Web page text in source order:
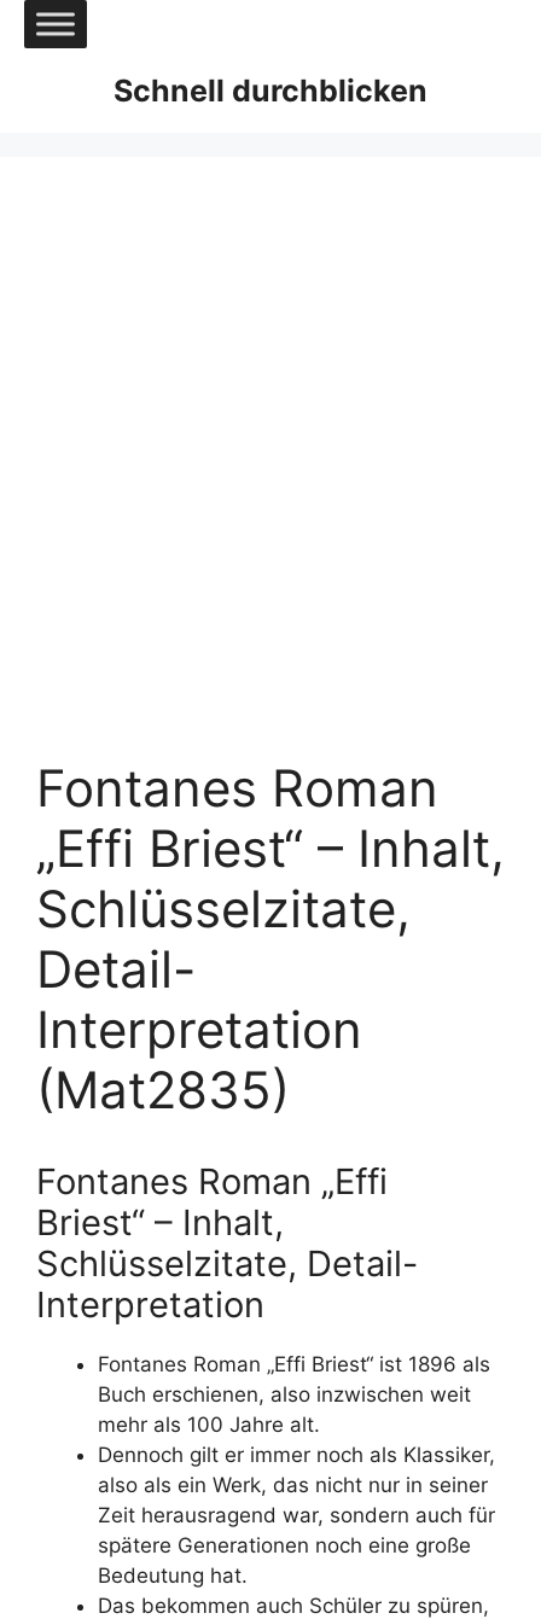
Zum
Inhalt
Schnell durchblicken
Fontanes Roman
„Effi Briest“ – Inhalt,
Schlüsselzitate,
Detail-
Interpretation
(Mat2835)
Fontanes Roman „Effi
Briest“ – Inhalt,
Schlüsselzitate, Detail-
Interpretation
Fontanes Roman „Effi Briest“ ist 1896 als
Buch erschienen, also inzwischen weit
mehr als 100 Jahre alt.
Dennoch gilt er immer noch als Klassiker,
also als ein Werk, das nicht nur in seiner
Zeit herausragend war, sondern auch für
spätere Generationen noch eine große
Bedeutung hat.
Das bekommen auch Schüler zu spüren,